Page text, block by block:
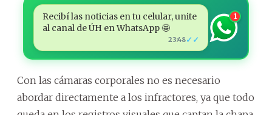
Recibí las noticias en tu celular, unite
al canal de ÚH en WhatsApp 🤩
23:48✓✓
1
Con las cámaras corporales no es necesario
abordar directamente a los infractores, ya que todo